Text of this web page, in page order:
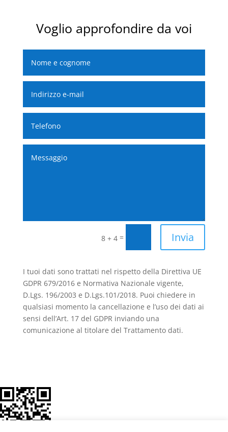
Voglio approfondire da voi
8 + 4 = Invia
I tuoi dati sono trattati nel rispetto della Direttiva UE
GDPR 679/2016 e Normativa Nazionale vigente,
D.Lgs. 196/2003 e D.Lgs.101/2018. Puoi chiedere in
qualsiasi momento la cancellazione e l’uso dei dati ai
sensi dell’Art. 17 del GDPR inviando una
comunicazione al titolare del Trattamento dati.